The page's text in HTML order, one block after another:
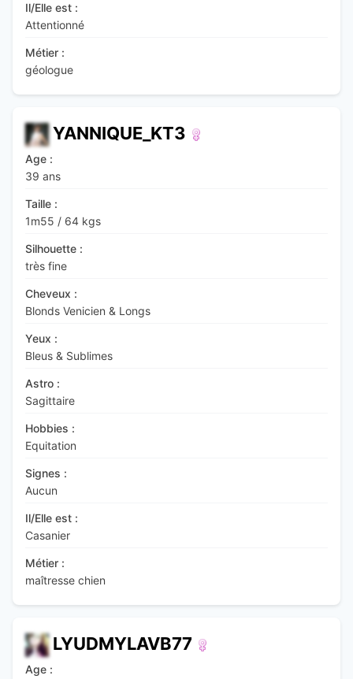
Il/Elle est :
Attentionné
Métier :
géologue
YANNIQUE_KT3
Age :
39 ans
Taille :
1m55 / 64 kgs
Silhouette :
très fine
Cheveux :
Blonds Venicien & Longs
Yeux :
Bleus & Sublimes
Astro :
Sagittaire
Hobbies :
Equitation
Signes :
Aucun
Il/Elle est :
Casanier
Métier :
maîtresse chien
LYUDMYLAVB77
Age :